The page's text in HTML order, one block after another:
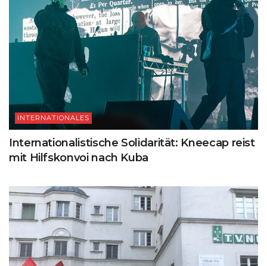
INTERNATIONALES
Internationalistische Solidarität: Kneecap reist
mit Hilfskonvoi nach Kuba